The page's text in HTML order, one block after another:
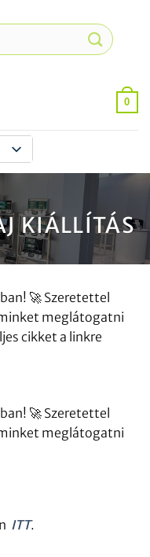
0
KIÁLLÍTÁS
🚀 Szeretettel
meglátogatni
cikket a linkre
🚀 Szeretettel
meglátogatni
ITT.